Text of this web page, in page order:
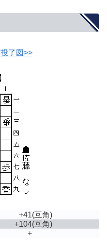
投了図>>
+41(互角)
+104(互角)
+